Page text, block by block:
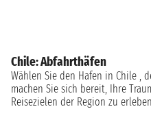
Chile: Abfahrthäfen
Wählen Sie den Hafen in Chile ,
machen Sie sich bereit, Ihre
Reisezielen der Region zu